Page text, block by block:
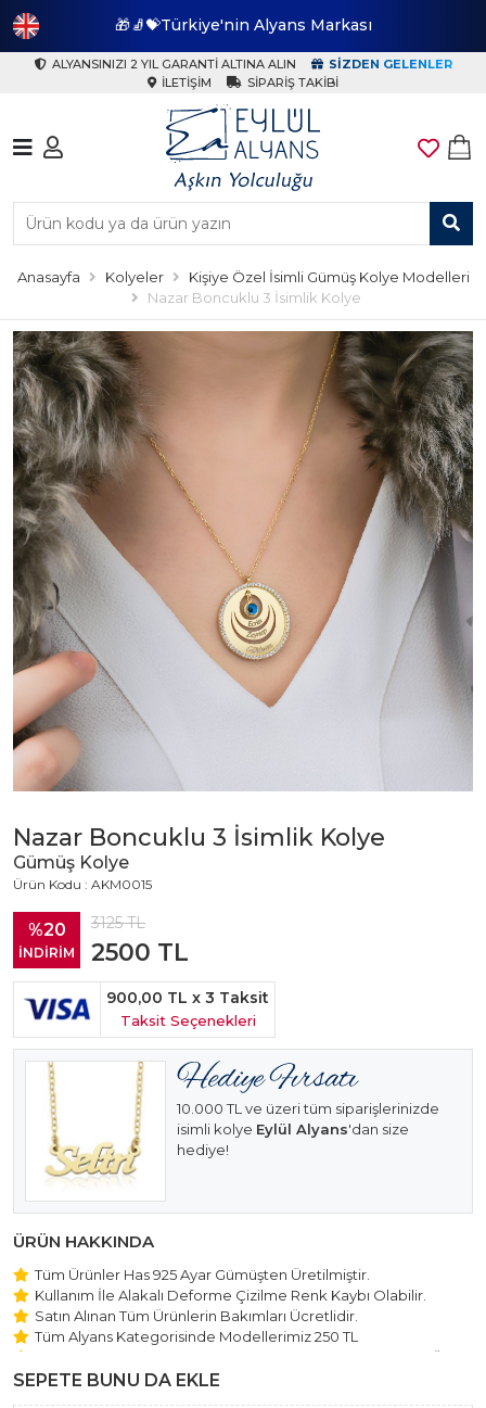
🎁🧦💝Türkiye'nin Alyans Markası
ALYANSINIZI 2 YIL GARANTI ALTINA ALIN
SIZDEN GELENLER
İLETIŞIM
SIPARIŞ TAKIBI
Anasayfa Kolyeler
Kişiye Özel İsimli Gümüş Kolye Modelleri
Nazar Boncuklu 3 İsimlik Kolye
Nazar Boncuklu 3 İsimlik Kolye
Gümüş Kolye
Ürün Kodu : AKM0015
%20
İNDİRİM
3125TL
2500 TL
900,00 TL x 3 Taksit
Taksit Seçenekleri
10.000 TL ve üzeri tüm siparişlerinizde
isimli kolye Eylül Alyans'dan size
hediye!
ÜRÜN HAKKINDA
Tüm Ürünler Has 925 Ayar Gümüşten Üretilmiştir.
Kullanım İle Alakalı Deforme Çizilme Renk Kaybı Olabilir.
Satın Alınan Tüm Ürünlerin Bakımları Ücretlidir.
Tüm Alyans Kategorisinde Modellerimiz 250 TL
Beştaş Tektaş Kolye ve Bileklik Modellerimiz 150 TL Sabit Ücret
ile Hareket Edilmektedir.
SEPETE BUNU DA EKLE